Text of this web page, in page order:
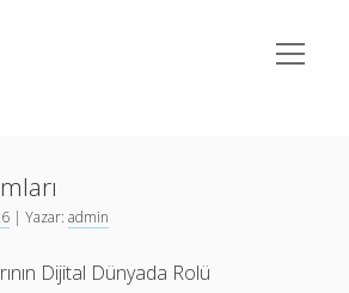
menüyü
aç
Yükseltme
| Yazar:admin
Dijital Dünyada Rolü